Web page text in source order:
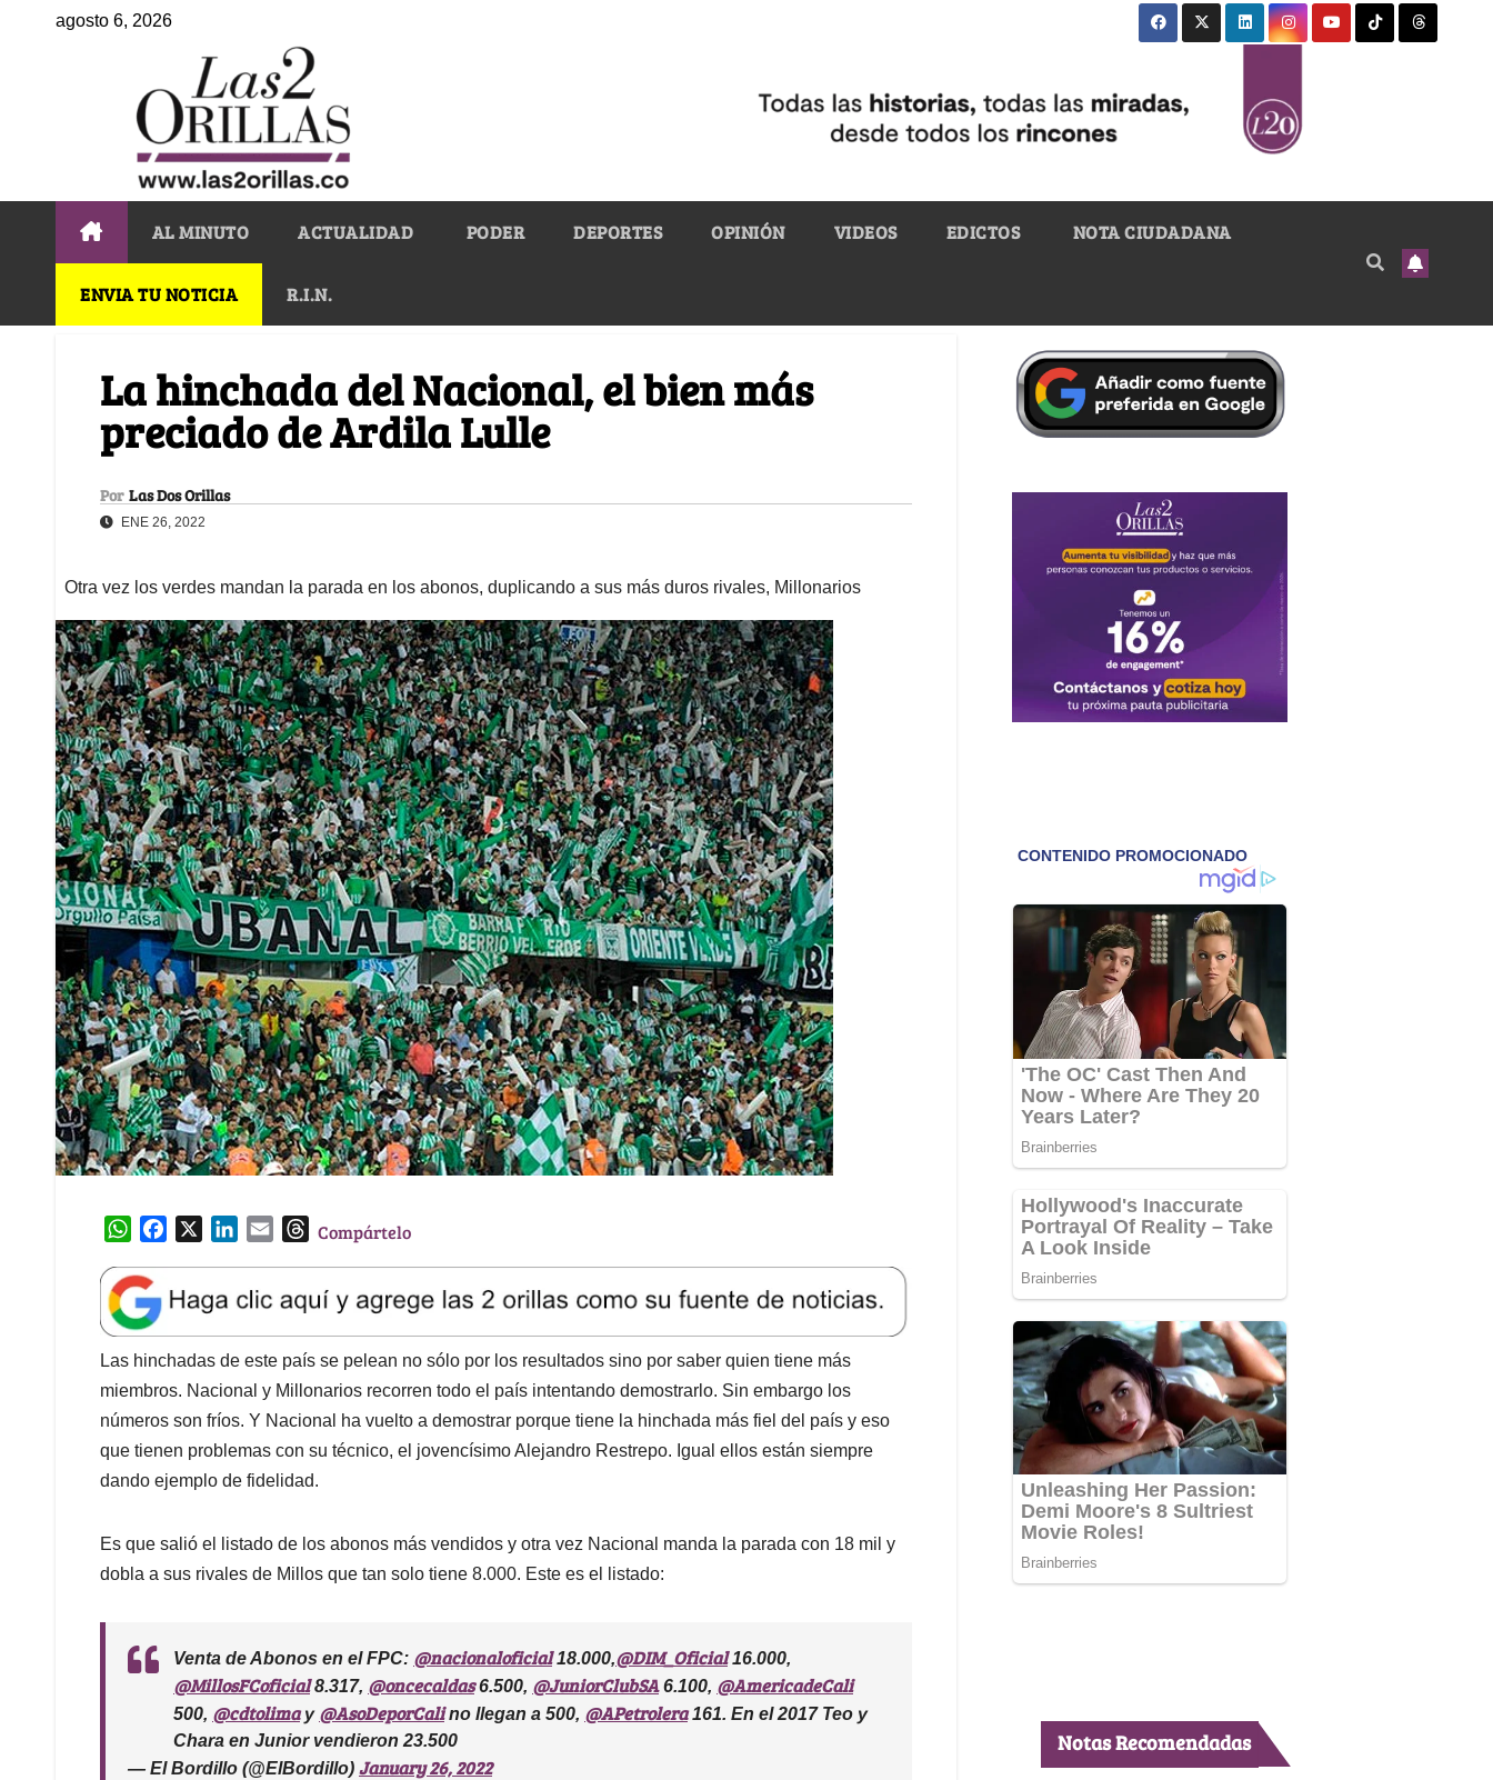
agosto 6, 2026
AL MINUTO ACTUALIDAD PODER DEPORTES OPINIÓN VIDEOS EDICTOS NOTA CIUDADANA
ENVIA TU NOTICIA R.I.N.
La hinchada del Nacional, el bien más
preciado de Ardila Lulle
Por Las Dos Orillas
ENE 26, 2022
Otra vez los verdes mandan la parada en los abonos, duplicando a sus más duros rivales, Millonarios
W
a
t
s
A
p
p
e
b
o
o
k
k
e
d
I
n
l
T
e
a
d
s
Compártelo
Las hinchadas de este país se pelean no sólo por los resultados sino por saber quien tiene más
miembros. Nacional y Millonarios recorren todo el país intentando demostrarlo. Sin embargo los
números son fríos. Y Nacional ha vuelto a demostrar porque tiene la hinchada más fiel del país y eso
que tienen problemas con su técnico, el jovencísimo Alejandro Restrepo. Igual ellos están siempre
dando ejemplo de fidelidad.
Es que salió el listado de los abonos más vendidos y otra vez Nacional manda la parada con 18 mil y
dobla a sus rivales de Millos que tan solo tiene 8.000. Este es el listado:
Venta de Abonos en el FPC: @nacionaloficial18.000,@DIM_Oficial16.000,
@MillosFCoficial8.317, @oncecaldas6.500, @JuniorClubSA6.100, @AmericadeCali
500, @cdtolimay @AsoDeporCalino llegan a 500, @APetrolera161. En el 2017 Teo y
Chara en Junior vendieron 23.500
— El Bordillo (@ElBordillo) January 26, 2022
Notas Recomendadas